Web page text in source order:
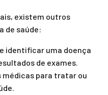
existem outros
de saúde:
identificar uma doença
de exames.
médicas para tratar ou